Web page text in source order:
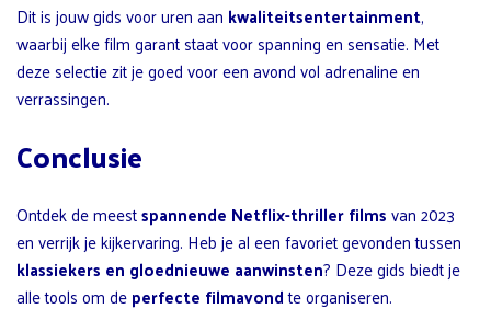
Dit is jouw gids voor uren aan kwaliteitsentertainment,
waarbij elke film garant staat voor spanning en sensatie. Met
deze selectie zit je goed voor een avond vol adrenaline en
verrassingen.
Conclusie
Ontdek de meestspannende Netflix-thriller filmsvan 2023
en verrijk je kijkervaring. Heb je al een favoriet gevonden tussen
klassiekers en gloednieuwe aanwinsten? Deze gids biedt je
alle tools om deperfecte filmavondte organiseren.